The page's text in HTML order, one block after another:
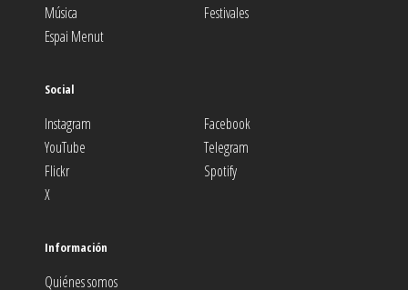
Música
Festivales
Espai Menut
Social
Instagram
Facebook
YouTube
Telegram
Flickr
Spotify
X
Información
Quiénes somos